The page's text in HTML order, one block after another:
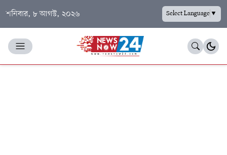
শনিবার, ৮ আগস্ট, ২০২৬ Select Language▼